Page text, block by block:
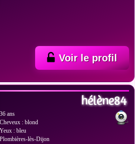
Voir le profil
hélène84
36 ans
Cheveux : blond
Yeux : bleu
Plombières-lès-Dijon